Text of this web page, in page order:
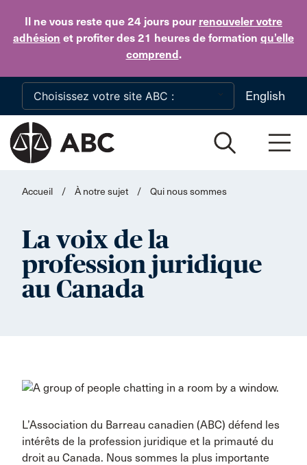
Il ne vous reste que 24 jours pour renouveler votre
adhésion et profiter des 21 heures de formation qu’elle
comprend.
Skip to main content
English
Accueil / À notre sujet / Qui nous sommes
La voix de la
profession juridique
au Canada
L’Association du Barreau canadien (ABC) défend les
intérêts de la profession juridique et la primauté du
droit au Canada. Nous sommes la plus importante